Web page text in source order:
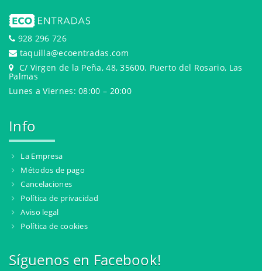
928 296 726
taquilla@ecoentradas.com
C/ Virgen de la Peña, 48, 35600. Puerto del Rosario, Las
Palmas
Lunes a Viernes: 08:00 – 20:00
Info
La Empresa
Métodos de pago
Cancelaciones
Política de privacidad
Aviso legal
Política de cookies
Síguenos en Facebook!